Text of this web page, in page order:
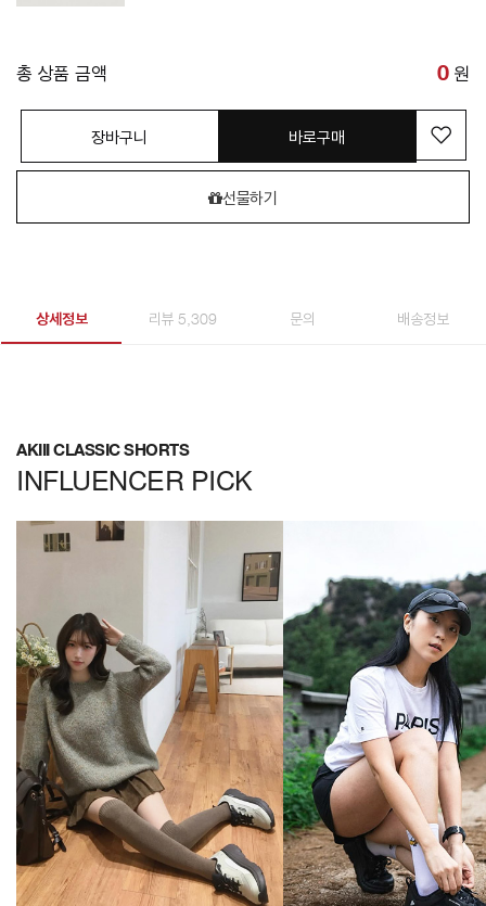
총 상품 금액 0 원
장바구니 바로구매
선물하기
상세정보 리뷰 5,309 문의 배송정보
AKIII CLASSIC SHORTS
INFLUENCER PICK